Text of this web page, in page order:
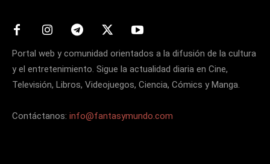
Portal web y comunidad orientados a la difusión de la cultura
y el entretenimiento. Sigue la actualidad diaria en Cine,
Televisión, Libros, Videojuegos, Ciencia, Cómics y Manga.
Contáctanos: info@fantasymundo.com